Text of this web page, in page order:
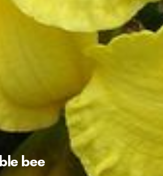
bee